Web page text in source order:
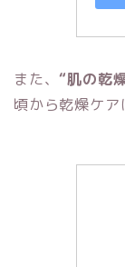
また、“肌の乾
頃から乾燥ケア